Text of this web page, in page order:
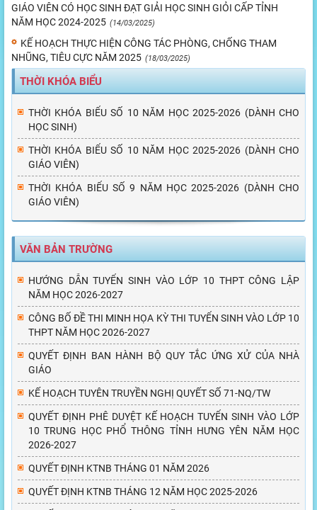
GIÁO VIÊN CÓ HỌC SINH ĐẠT GIẢI HỌC SINH GIỎI CẤP TỈNH
NĂM HỌC 2024-2025 (14/03/2025)
KẾ HOẠCH THỰC HIỆN CÔNG TÁC PHÒNG, CHỐNG THAM
NHŨNG, TIÊU CỰC NĂM 2025 (18/03/2025)
THỜI KHÓA BIỂU
THỜI KHÓA BIỂU SỐ 10 NĂM HỌC 2025-2026 (DÀNH CHO
HỌC SINH)
THỜI KHÓA BIỂU SỐ 10 NĂM HỌC 2025-2026 (DÀNH CHO
GIÁO VIÊN)
THỜI KHÓA BIỂU SỐ 9 NĂM HỌC 2025-2026 (DÀNH CHO
GIÁO VIÊN)
VĂN BẢN TRƯỜNG
HƯỚNG DẪN TUYỂN SINH VÀO LỚP 10 THPT CÔNG LẬP
NĂM HỌC 2026-2027
CÔNG BỐ ĐỀ THI MINH HỌA KỲ THI TUYỂN SINH VÀO LỚP 10
THPT NĂM HỌC 2026-2027
QUYẾT ĐỊNH BAN HÀNH BỘ QUY TẮC ỨNG XỬ CỦA NHÀ
GIÁO
KẾ HOẠCH TUYÊN TRUYỀN NGHỊ QUYẾT SỐ 71-NQ/TW
QUYẾT ĐỊNH PHÊ DUYỆT KẾ HOẠCH TUYỂN SINH VÀO LỚP
10 TRUNG HỌC PHỔ THÔNG TỈNH HƯNG YÊN NĂM HỌC
2026-2027
QUYẾT ĐỊNH KTNB THÁNG 01 NĂM 2026
QUYẾT ĐỊNH KTNB THÁNG 12 NĂM HỌC 2025-2026